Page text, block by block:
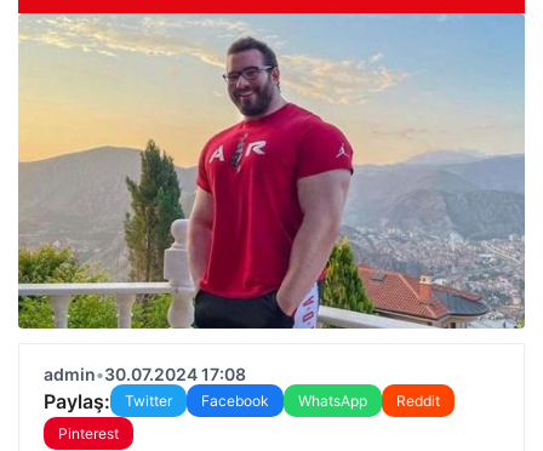
admin•30.07.2024 17:08
Paylaş: Twitter Facebook WhatsApp
Reddit
Pinterest